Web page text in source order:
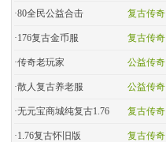
复古传奇
·80全民公益合击
复古传奇
·176复古金币服
公益传奇
·传奇老玩家
公益传奇
·散人复古养老服
复古传奇
·无元宝商城纯复古1.76
复古传奇
·1.76复古怀旧版